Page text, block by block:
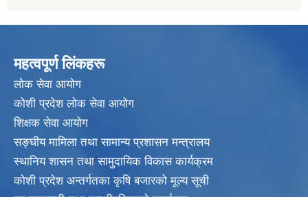
महत्वपूर्ण लिंकहरू
लाेक सेवा आयाेग
कोशी प्रदेश लोक सेवा आयोग
शिक्षक सेवा आयाेग
सङ्‍घीय मामिला तथा सामान्य प्रशासन मन्त्रालय
स्थानिय शासन तथा सामुदायिक विकास कार्यक्रम
कोशी प्रदेश अन्तर्गतका कृषि बजारको मूल्य सूची